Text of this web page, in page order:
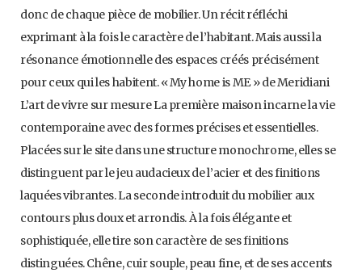
donc de chaque pièce de mobilier. Un récit réfléchi
exprimant à la fois le caractère de l’habitant. Mais aussi la
résonance émotionnelle des espaces créés précisément
pour ceux qui les habitent. « My home is ME » de Meridiani
L’art de vivre sur mesure La première maison incarne la vie
contemporaine avec des formes précises et essentielles.
Placées sur le site dans une structure monochrome, elles se
distinguent par le jeu audacieux de l’acier et des finitions
laquées vibrantes. La seconde introduit du mobilier aux
contours plus doux et arrondis. À la fois élégante et
sophistiquée, elle tire son caractère de ses finitions
distinguées. Chêne, cuir souple, peau fine, et de ses accents